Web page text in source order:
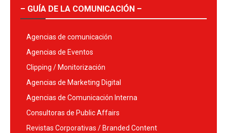
– GUÍA DE LA COMUNICACIÓN –
Agencias de comunicación
Agencias de Eventos
Clipping / Monitorización
Agencias de Marketing Digital
Agencias de Comunicación Interna
Consultoras de Public Affairs
Revistas Corporativas / Branded Content